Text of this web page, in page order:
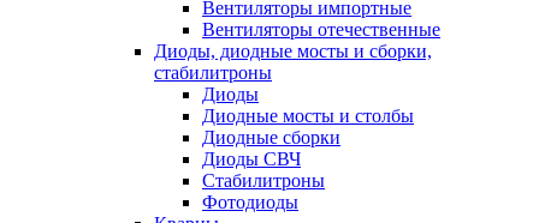
Вентиляторы импортные
Вентиляторы отечественные
Диоды, диодные мосты и сборки,
стабилитроны
Диоды
Диодные мосты и столбы
Диодные сборки
Диоды СВЧ
Стабилитроны
Фотодиоды